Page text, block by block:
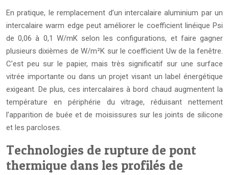
En pratique, le remplacement d’un intercalaire aluminium par un
intercalaire warm edge peut améliorer le coefficient linéique Psi
de 0,06 à 0,1 W/mK selon les configurations, et faire gagner
plusieurs dixièmes de W/m²K sur le coefficient Uw de la fenêtre.
C’est peu sur le papier, mais très significatif sur une surface
vitrée importante ou dans un projet visant un label énergétique
exigeant. De plus, ces intercalaires à bord chaud augmentent la
température en périphérie du vitrage, réduisant nettement
l’apparition de buée et de moisissures sur les joints de silicone
et les parcloses.
Technologies de rupture de pont
thermique dans les profilés de